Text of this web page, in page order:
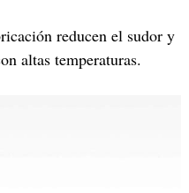
reducen el sudor y
altas temperaturas.